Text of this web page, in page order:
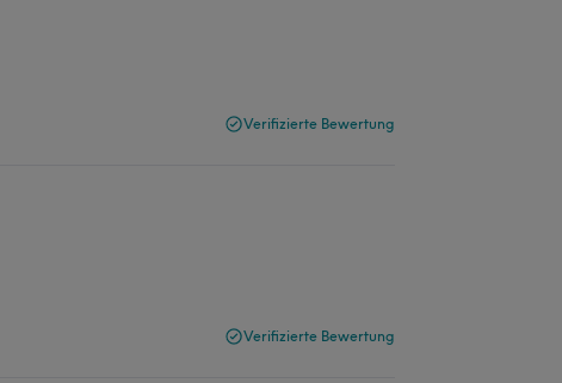
Verifizierte Bewertung
Verifizierte Bewertung